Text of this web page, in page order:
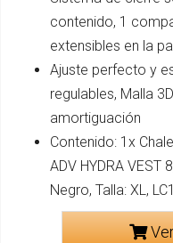
contenido, 1
extensibles en la
Ajuste perfecto y
regulables, Malla
amortiguación
Contenido: 1x
ADV HYDRA VEST
Negro, Talla: XL,